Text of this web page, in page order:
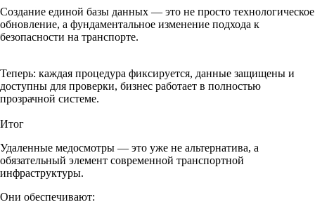
Создание единой базы данных — это не просто технологическое
обновление, а фундаментальное изменение подхода к
безопасности на транспорте.
Теперь: каждая процедура фиксируется, данные защищены и
доступны для проверки, бизнес работает в полностью
прозрачной системе.
Итог
Удаленные медосмотры — это уже не альтернатива, а
обязательный элемент современной транспортной
инфраструктуры.
Они обеспечивают: